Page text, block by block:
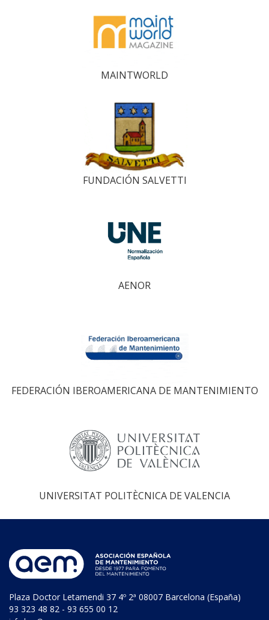
MAINTWORLD
FUNDACIÓN SALVETTI
AENOR
FEDERACIÓN IBEROAMERICANA DE MANTENIMIENTO
UNIVERSITAT POLITÈCNICA DE VALENCIA
Plaza Doctor Letamendi 37 4º 2ª 08007 Barcelona (España)
93 323 48 82 - 93 655 00 12